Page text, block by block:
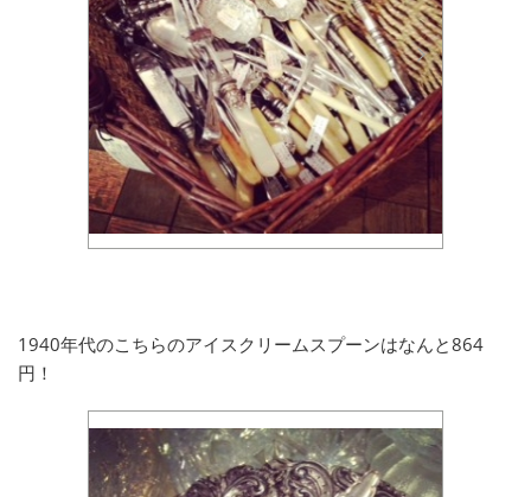
1940年代のこちらのアイスクリームスプーンはなんと864
円！